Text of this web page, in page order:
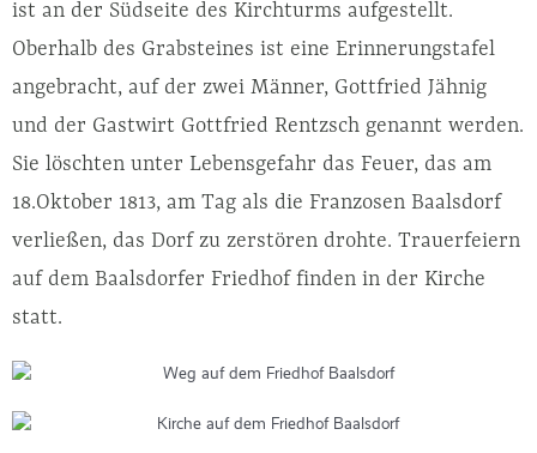
ist an der Südseite des Kirchturms aufgestellt.
Oberhalb des Grabsteines ist eine Erinnerungstafel
angebracht, auf der zwei Männer, Gottfried Jähnig
und der Gastwirt Gottfried Rentzsch genannt werden.
Sie löschten unter Lebensgefahr das Feuer, das am
18.Oktober 1813, am Tag als die Franzosen Baalsdorf
verließen, das Dorf zu zerstören drohte. Trauerfeiern
auf dem Baalsdorfer Friedhof finden in der Kirche
statt.